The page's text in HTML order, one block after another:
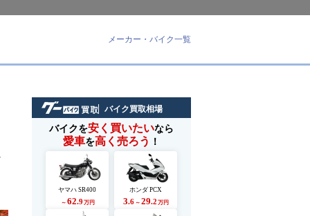
メーカー・バイク一覧
バイク買取相場
バイクを安く買いたいなら
愛車を高く売ろう ！
ヤマハ SR400
～ 62.9 万円
ホンダ PCX
3.6 ～ 29.2 万円